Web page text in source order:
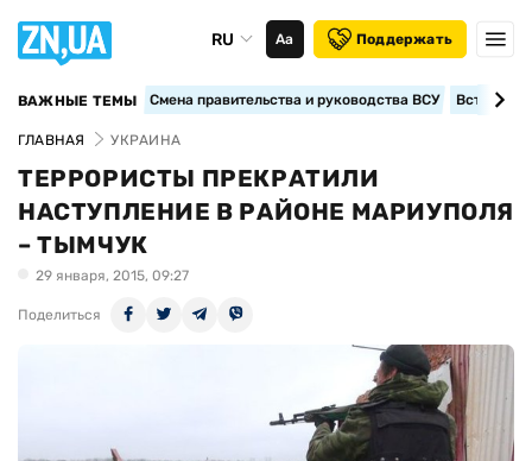
RU Аа Поддержать
ВАЖНЫЕ ТЕМЫ Смена правительства и руководства ВСУ
ГЛАВНАЯ УКРАИНА
ТЕРРОРИСТЫ ПРЕКРАТИЛИ
НАСТУПЛЕНИЕ В РАЙОНЕ МАРИУПОЛЯ
– ТЫМЧУК
29 января, 2015, 09:27
Поделиться